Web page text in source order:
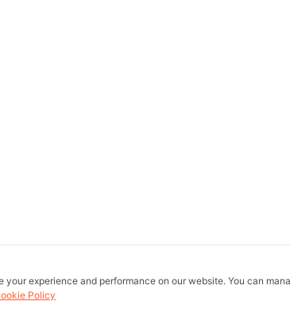
your experience and performance on our website. You can
Policy